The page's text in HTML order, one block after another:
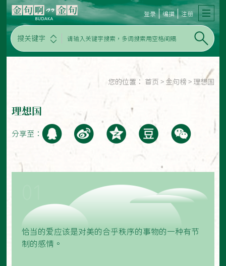
搜关键字
登录 编撰 注册
您的位置： 首页 > 金句榜 > 理想国
理想国
分享至：
恰当的爱应该是对美的合乎秩序的事物的一种有节
制的感情。